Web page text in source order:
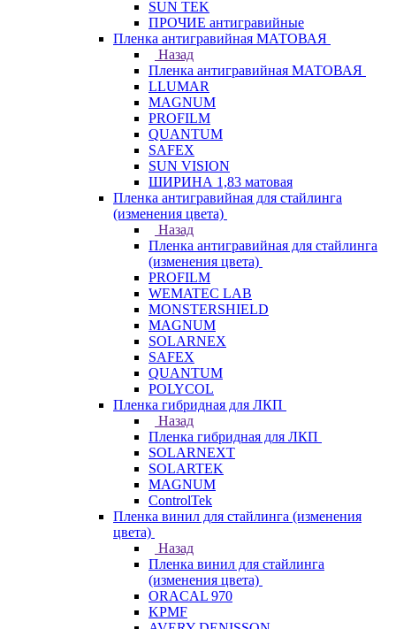
SUN TEK
ПРОЧИЕ антигравийные
Пленка антигравийная МАТОВАЯ
Назад
Пленка антигравийная МАТОВАЯ
LLUMAR
MAGNUM
PROFILM
QUANTUM
SAFEX
SUN VISION
ШИРИНА 1,83 матовая
Пленка антигравийная для стайлинга
(изменения цвета)
Назад
Пленка антигравийная для стайлинга
(изменения цвета)
PROFILM
WEMATEC LAB
MONSTERSHIELD
MAGNUM
SOLARNEX
SAFEX
QUANTUM
POLYCOL
Пленка гибридная для ЛКП
Назад
Пленка гибридная для ЛКП
SOLARNEXT
SOLARTEK
MAGNUM
ControlTek
Пленка винил для стайлинга (изменения
цвета)
Назад
Пленка винил для стайлинга
(изменения цвета)
ORACAL 970
KPMF